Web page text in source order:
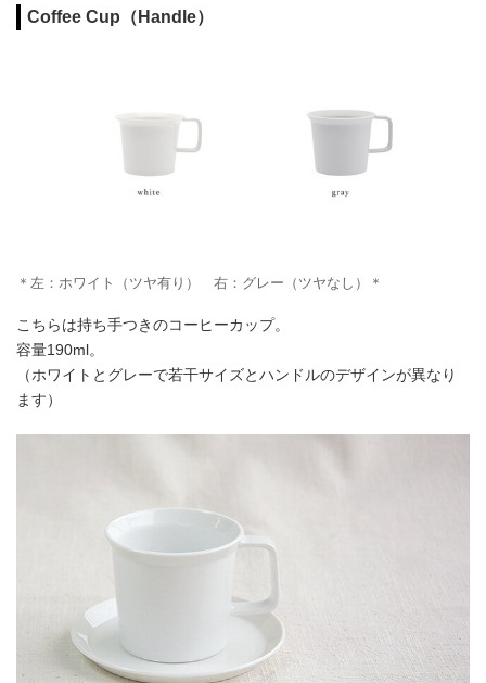
Coffee Cup（Handle）
＊左：ホワイト（ツヤ有り） 右：グレー（ツヤなし）＊
こちらは持ち手つきのコーヒーカップ。
容量190ml。
（ホワイトとグレーで若干サイズとハンドルのデザインが異なり
ます）